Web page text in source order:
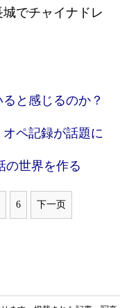
でチャイナドレ
と感じるのか？
オペ記録が話題に
の世界を作る
6 下一页